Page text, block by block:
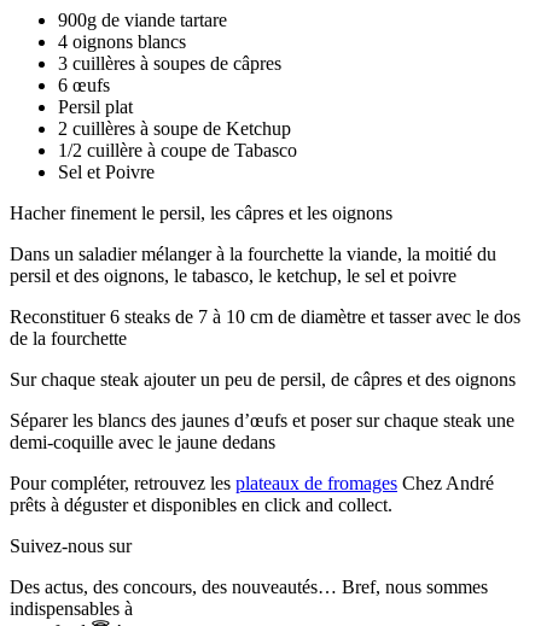
900g de viande tartare
4 oignons blancs
3 cuillères à soupes de câpres
6 œufs
Persil plat
2 cuillères à soupe de Ketchup
1/2 cuillère à coupe de Tabasco
Sel et Poivre
Hacher finement le persil, les câpres et les oignons
Dans un saladier mélanger à la fourchette la viande, la moitié du
persil et des oignons, le tabasco, le ketchup, le sel et poivre
Reconstituer 6 steaks de 7 à 10 cm de diamètre et tasser avec le dos
de la fourchette
Sur chaque steak ajouter un peu de persil, de câpres et des oignons
Séparer les blancs des jaunes d’œufs et poser sur chaque steak une
demi-coquille avec le jaune dedans
Pour compléter, retrouvez les plateaux de fromages Chez André
prêts à déguster et disponibles en click and collect.
Suivez-nous sur
Des actus, des concours, des nouveautés… Bref, nous sommes
indispensables à